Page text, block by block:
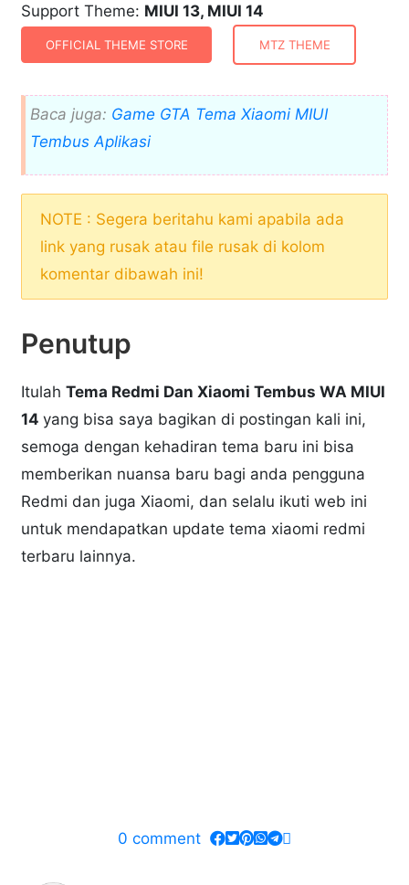
Support Theme: MIUI 13, MIUI 14
OFFICIAL THEME STORE MTZ THEME
Baca juga: Game GTA Tema Xiaomi MIUI
Tembus Aplikasi
NOTE : Segera beritahu kami apabila ada
link yang rusak atau file rusak di kolom
komentar dibawah ini!
Penutup
ItulahTema Redmi Dan Xiaomi Tembus WA MIUI
14yang bisa saya bagikan di postingan kali ini,
semoga dengan kehadiran tema baru ini bisa
memberikan nuansa baru bagi anda pengguna
Redmi dan juga Xiaomi, dan selalu ikuti web ini
untuk mendapatkan update tema xiaomi redmi
terbaru lainnya.
0 comment